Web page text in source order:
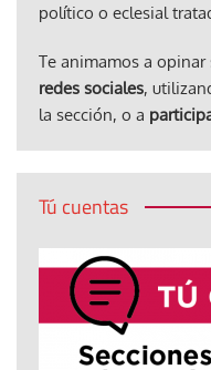
político o eclesial
Te animamos a
redes sociales,
la sección, o a
Tú cuentas